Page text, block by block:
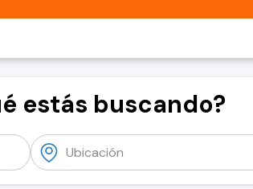
estás buscando?